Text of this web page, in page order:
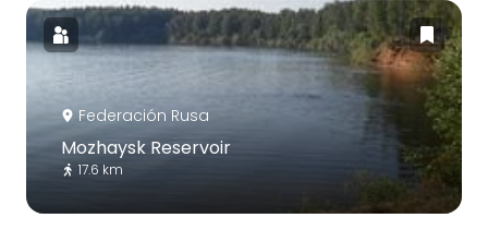
Federación Rusa
Mozhaysk Reservoir
17.6 km